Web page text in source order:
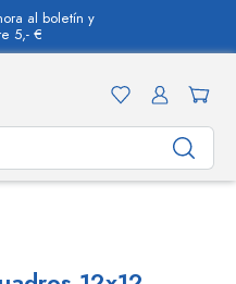
al boletín y
5,- €